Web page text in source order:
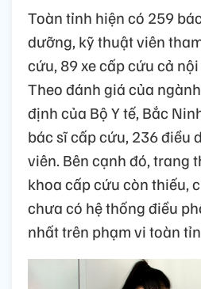
Toàn tỉnh hiện có 259
dưỡng, kỹ thuật viên
cứu, 89 xe cấp cứu cả
Theo đánh giá của
định của Bộ Y tế, Bắc
bác sĩ cấp cứu, 236 điều
viên. Bên cạnh đó, trang
khoa cấp cứu còn thiếu,
chưa có hệ thống điều
nhất trên phạm vi toàn